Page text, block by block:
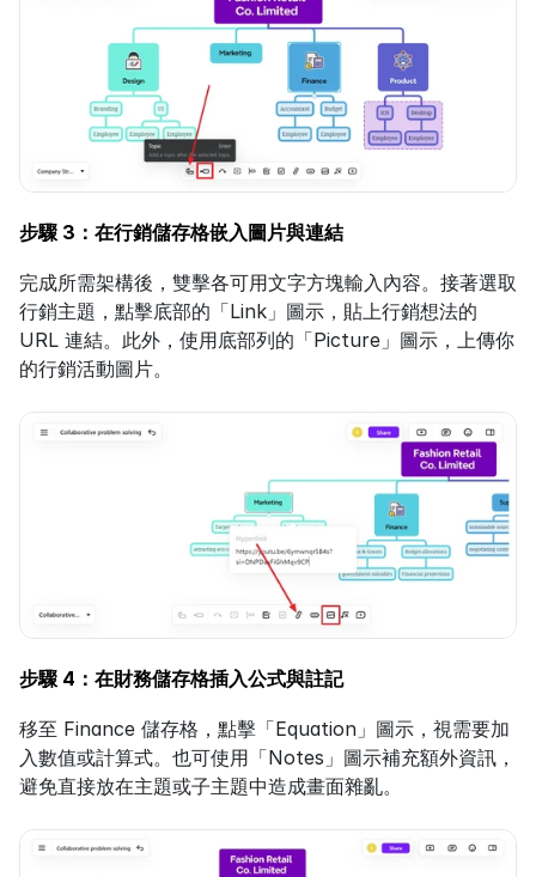
步驟 3：在行銷儲存格嵌入圖片與連結
完成所需架構後，雙擊各可用文字方塊輸入內容。接著選取
行銷主題，點擊底部的「Link」圖示，貼上行銷想法的
URL 連結。此外，使用底部列的「Picture」圖示，上傳你
的行銷活動圖片。
步驟 4：在財務儲存格插入公式與註記
移至 Finance 儲存格，點擊「Equation」圖示，視需要加
入數值或計算式。也可使用「Notes」圖示補充額外資訊，
避免直接放在主題或子主題中造成畫面雜亂。